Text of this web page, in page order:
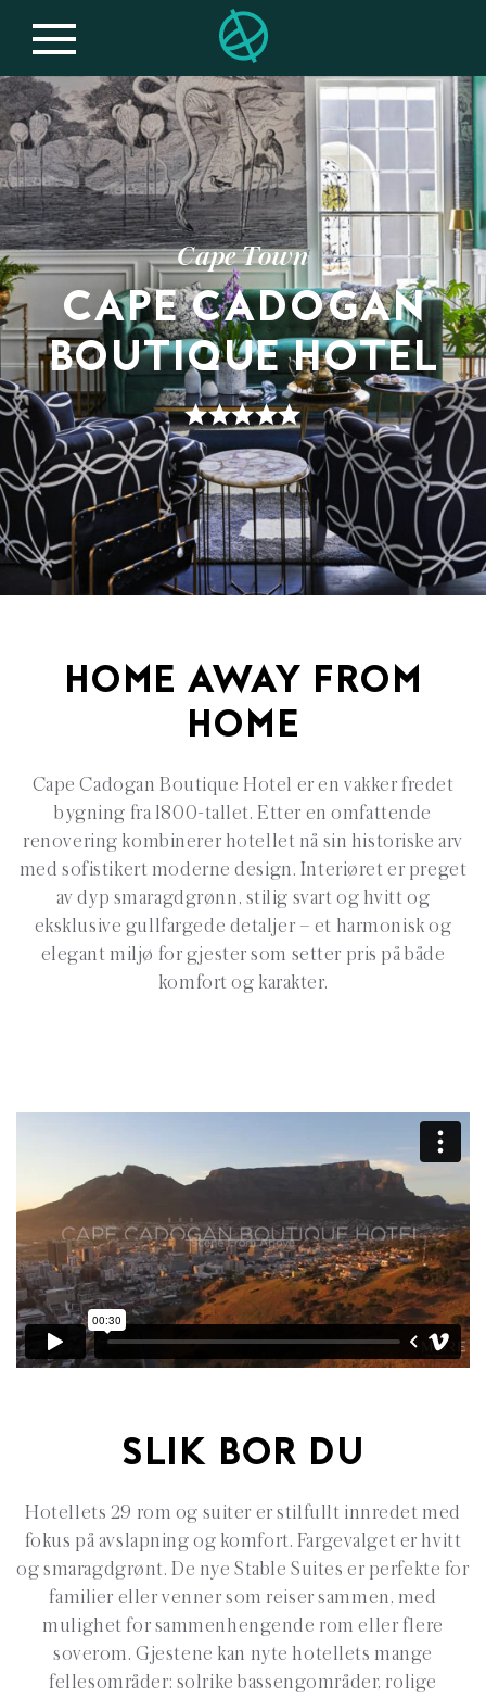
Cape Town
CAPE CADOGAN
BOUTIQUE HOTEL
HOME AWAY FROM
HOME
Cape Cadogan Boutique Hotel er en vakker fredet
bygning fra 1800-tallet. Etter en omfattende
renovering kombinerer hotellet nå sin historiske arv
med sofistikert moderne design. Interiøret er preget
av dyp smaragdgrønn, stilig svart og hvitt og
eksklusive gullfargede detaljer – et harmonisk og
elegant miljø for gjester som setter pris på både
komfort og karakter.
SLIK BOR DU
Hotellets 29 rom og suiter er stilfullt innredet med
fokus på avslapning og komfort. Fargevalget er hvitt
og smaragdgrønt. De nye Stable Suites er perfekte for
familier eller venner som reiser sammen, med
mulighet for sammenhengende rom eller flere
soverom. Gjestene kan nyte hotellets mange
fellesområder: solrike bassengområder, rolige